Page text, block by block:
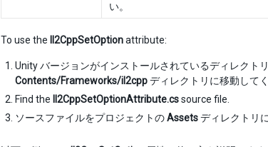
い。
To use the Il2CppSetOptionattribute:
Unity バージョンがインストールされているディレクト
Contents/Frameworks/il2cppディレクトリに移動してく
Find the
Il2CppSetOptionAttribute.cssource file.
ソースファイルをプロジェクトのAssetsディレクトリ